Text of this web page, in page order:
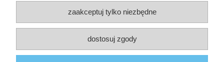
O nas
Masz pytania ? Dzwoń !
INFOLINIA - 781 192 851
zaakceptuj tylko niezbędne
dostosuj zgody